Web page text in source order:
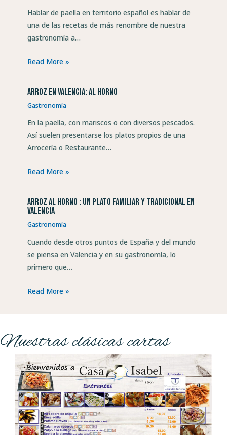
Hablar de paella en territorio español es hablar de
una de las recetas de más renombre de nuestra
gastronomía a…
Read More »
Arroz en Valencia: al horno
Gastronomía
En la paella, con mariscos o con diversos pescados.
Así suelen presentarse los platos propios de una
Arrocería o Restaurante…
Read More »
Arroz al horno : un plato familiar y tradicional en
Valencia
Gastronomía
Cuando desde otros puntos de España y del mundo
se piensa en Valencia y en su gastronomía, lo
primero que…
Read More »
Nuestras clásicas cartas